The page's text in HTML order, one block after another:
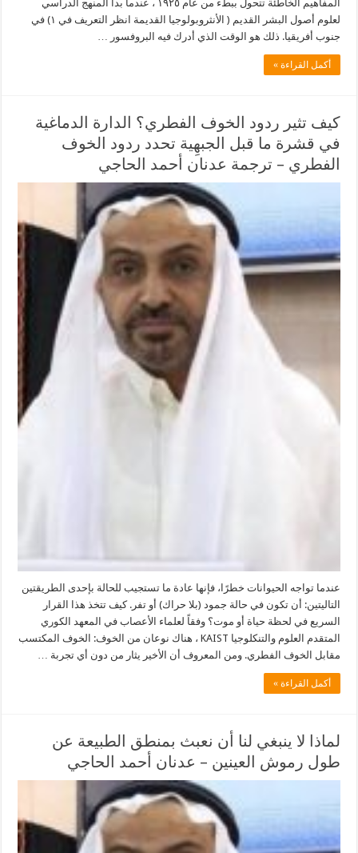
المفاهيم الخاطئة تتحول ببطء من عام ١٩٢٥ ، عندما بدأ المنهج الدراسي
لعلوم أصول البشر القديم ( الأنثروبولوجيا القديمة انظر التعريف في ١) في
جنوب أفريقيا. ذلك هو الوقت الذي أدرك فيه البروفسور …
أكمل القراءة »
كيف تثير ردود الخوف الفطري؟ الدارة الدماغية
في قشرة ما قبل الجبهِية تحدد ردود الخوف
الفطري – ترجمة عدنان أحمد الحاجي
عندما تواجه الحيوانات خطرًا، فإنها عادة ما تستجيب للحالة بإحدى الطريقتين
التاليتين: أن تكون في حالة جمود (بلا حراك) أو تفر. كيف تتخذ هذا القرار
السريع في لحظة حياة أو موت؟ وفقاً لعلماء الأعصاب في المعهد الكوري
المتقدم العلوم والتنكلوجيا KAIST ، هناك نوعان من الخوف: الخوف المكتسب
مقابل الخوف الفطري. ومن المعروف أن الأخير يثار من دون أي تجربة …
أكمل القراءة »
لماذا لا ينبغي لنا أن نعبث بمنطق الطبيعة عن
طول رموش العينين – عدنان أحمد الحاجي